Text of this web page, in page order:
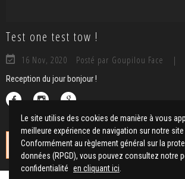
Test one test tow !
16 Nov, 2020 Posté par Goupilou Face |
Reception du jour bonjour !
No instagrams at this time.
Le site utilise des cookies de manière à vous
meilleure expérience de navigation sur notre site
Conformément au règlement général sur la
données (RPGD), vous pouvez consultez notre
confidentialité en cliquant ici